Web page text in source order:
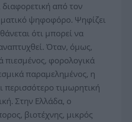
διαφορετική από τον
ψηφοφόρο. Ψηφίζει
ότι μπορεί να
Όταν, όμως,
πιεσμένος, φορολογικά
παραμελημένος, η
περισσότερο τιμωρητική
Στην Ελλάδα, ο
βιοτέχνης, μικρός